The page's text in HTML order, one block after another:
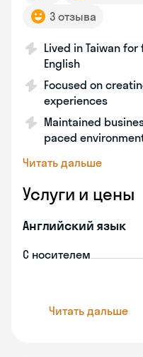
3 отзыва
Lived in Taiwan
English
Focused on
experiences
Maintained
paced
Читать дальше
Услуги и цены
Английский язык
С носителем
Читать дальше